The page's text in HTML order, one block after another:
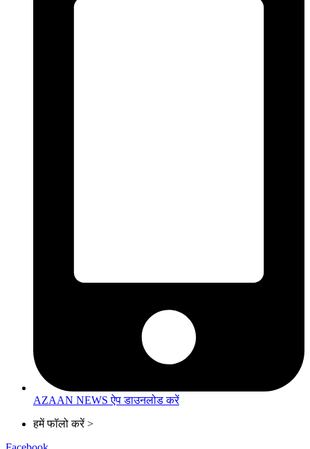
AZAAN NEWS ऐप डाउनलोड करें
हमें फॉलो करें >